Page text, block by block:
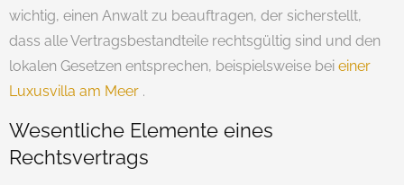
wichtig, einen Anwalt zu beauftragen, der sicherstellt,
dass alle Vertragsbestandteile rechtsgültig sind und den
lokalen Gesetzen entsprechen, beispielsweise bei einer
Luxusvilla am Meer .
Wesentliche Elemente eines
Rechtsvertrags